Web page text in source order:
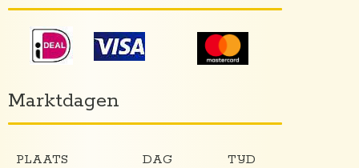
Marktdagen
PLAATS DAG
TIJD